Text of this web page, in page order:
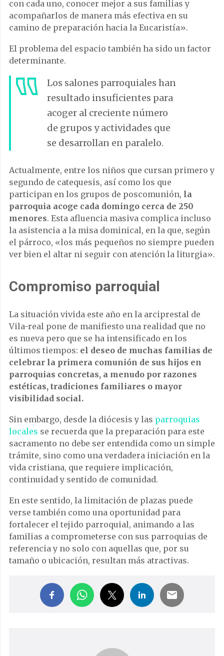
con cada uno, conocer mejor a sus familias y
acompañarlos de manera más efectiva en su
camino de preparación hacia la Eucaristía».
El problema del espacio también ha sido un factor
determinante.
Los salones parroquiales han
resultado insuficientes para
acoger al creciente número
de grupos y actividades que
se desarrollan en paralelo.
Actualmente, entre los niños que cursan primero y
segundo de catequesis, así como los que
participan en los grupos de poscomunión, la
parroquia acoge cada domingo cerca de 250
menores. Esta afluencia masiva complica incluso
la asistencia a la misa dominical, en la que, según
el párroco, «los más pequeños no siempre pueden
ver bien el altar ni seguir con atención la liturgia».
Compromiso parroquial
La situación vivida este año en la arciprestal de
Vila-real pone de manifiesto una realidad que no
es nueva pero que se ha intensificado en los
últimos tiempos: el deseo de muchas familias de
celebrar la primera comunión de sus hijos en
parroquias concretas, a menudo por razones
estéticas, tradiciones familiares o mayor
visibilidad social.
Sin embargo, desde la diócesis y las parroquias
locales se recuerda que la preparación para este
sacramento no debe ser entendida como un simple
trámite, sino como una verdadera iniciación en la
vida cristiana, que requiere implicación,
continuidad y sentido de comunidad.
En este sentido, la limitación de plazas puede
verse también como una oportunidad para
fortalecer el tejido parroquial, animando a las
familias a comprometerse con sus parroquias de
referencia y no solo con aquellas que, por su
tamaño o ubicación, resultan más atractivas.